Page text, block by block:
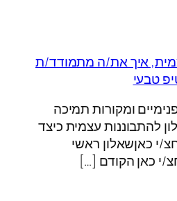
איך את/ה מתמודד/ת
טבעי
ומקורות תמיכה
להתבוננות עצמית כיצד
י כאןשאלון ראשי
י כאן הקודם […]